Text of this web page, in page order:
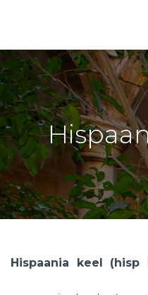
Hispaania keel (hisp